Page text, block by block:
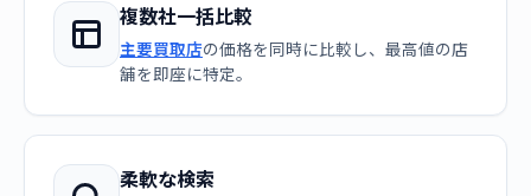
複数社一括比較
主要買取店の価格を同時に比較し、最高値の店
舗を即座に特定。
柔軟な検索